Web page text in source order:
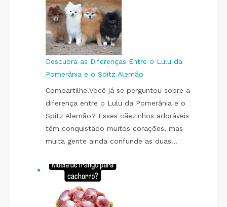
Descubra as Diferenças Entre o Lulu da
Pomerânia e o Spitz Alemão
Compartilhe!Você já se perguntou sobre a
diferença entre o Lulu da Pomerânia e o
Spitz Alemão? Esses cãezinhos adoráveis
têm conquistado muitos corações, mas
muita gente ainda confunde as duas…